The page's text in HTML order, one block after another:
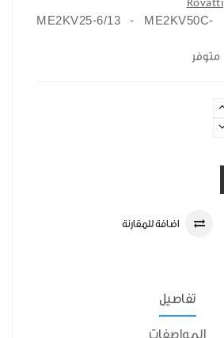
Rovatti
ME2KV25-6/13 - ME2KV50C-
متوفر
اضافة للمقارنة
تفاصيل
المواصفات